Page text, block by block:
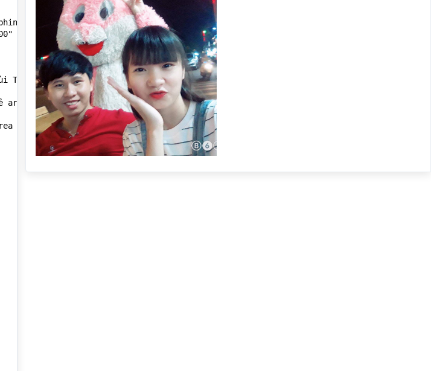
lên hình -->
usemap="#maphinh">
Tấn Lực" href="https://webmoi.vn/ceo-bui-tan-luc/">
trong HTML" href="https://webmoi.vn/the-area-trong-html/">
trong HTML" title="Code Thẻ area trong HTML" href="https://webmoi.vn/code-the-area-